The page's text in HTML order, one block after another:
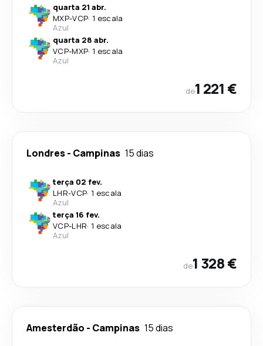
quarta 21 abr.
MXP-VCP· 1 escala
Azul
quarta 28 abr.
VCP-MXP· 1 escala
Azul
de1 221 €
Londres- Campinas 15 dias
terça 02 fev.
LHR-VCP· 1 escala
Azul
terça 16 fev.
VCP-LHR· 1 escala
Azul
de1 328 €
Amesterdão - Campinas 15 dias